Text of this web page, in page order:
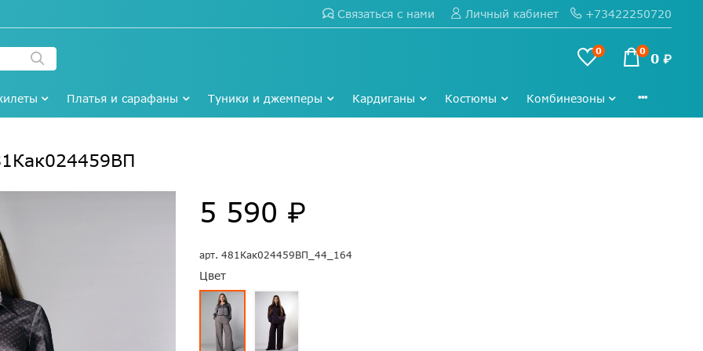
Связаться с нами Личный кабинет +73422250720
0 0 0 ₽
Платья и сарафаны Туники и джемперы Кардиганы Костюмы Комбинезоны
арт. 481Как024459ВП_44_164
Цвет
5 590 ₽